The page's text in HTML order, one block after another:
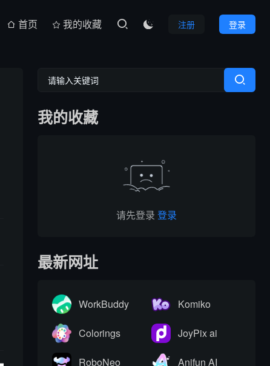
登录
注册

首页
我的收藏
我的收藏
请先登录 登录
最新网址
WorkBuddy Komiko
Colorings JoyPix ai
RoboNeo Anifun AI